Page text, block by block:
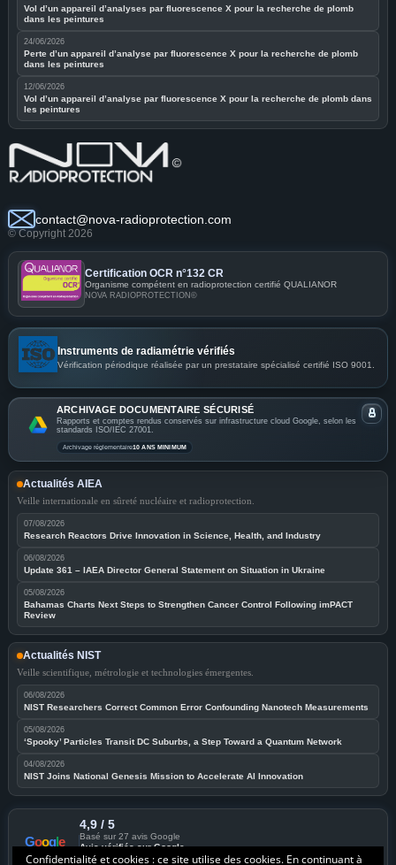
Vol d’un appareil d’analyses par fluorescence X pour la recherche de plomb
dans les peintures
24/06/2026
Perte d’un appareil d’analyse par fluorescence X pour la recherche de plomb
dans les peintures
12/06/2026
Vol d’un appareil d’analyse par fluorescence X pour la recherche de plomb dans
les peintures
Confidentialité et cookies : ce site utilise des cookies. En continuant à
contact@nova-radioprotection.com
© Copyright 2026
Certification OCR n°132 CR
Organisme compétent en radioprotection certifié QUALIANOR
NOVA RADIOPROTECTION©
Instruments de radiamétrie vérifiés
Vérification périodique réalisée par un prestataire spécialisé certifié ISO 9001.
ARCHIVAGE DOCUMENTAIRE SÉCURISÉ
Rapports et comptes rendus conservés sur infrastructure cloud Google, selon les
standards ISO/IEC 27001.
Archivage réglementaire10 ANS MINIMUM
Actualités AIEA
Veille internationale en sûreté nucléaire et radioprotection.
07/08/2026
Research Reactors Drive Innovation in Science, Health, and Industry
06/08/2026
Update 361 – IAEA Director General Statement on Situation in Ukraine
05/08/2026
Bahamas Charts Next Steps to Strengthen Cancer Control Following imPACT
Review
Actualités NIST
Veille scientifique, métrologie et technologies émergentes.
06/08/2026
NIST Researchers Correct Common Error Confounding Nanotech Measurements
05/08/2026
‘Spooky’ Particles Transit DC Suburbs, a Step Toward a Quantum Network
04/08/2026
NIST Joins National Genesis Mission to Accelerate AI Innovation
Google
★★★★★
4,9 / 5
Basé sur 27 avis Google
Avis vérifiés sur Google